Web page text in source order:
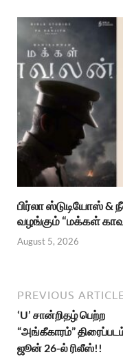
பிர்லா ஸ்டுடியோஸ்
வழங்கும் “மக்கள்
August 5, 2026
PREVIOUS ARTICLE
‘U’ சான்றிதழ் பெற்ற
“அங்கீகாரம்”
ஜூன் 26-ல் ரிலீஸ்!!